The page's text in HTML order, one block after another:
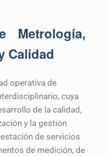
Metrología,
Calidad
operativa de
cuya
de la calidad,
y la gestión
de servicios
de medición, de